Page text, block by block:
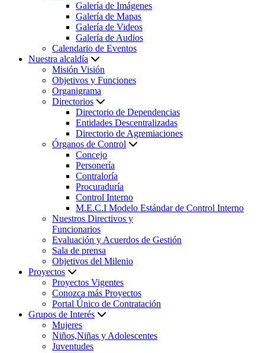
Galería de Imágenes
Galería de Mapas
Galería de Videos
Galería de Audios
Calendario de Eventos
Nuestra alcaldía
Misión Visión
Objetivos y Funciones
Organigrama
Directorios
Directorio de Dependencias
Entidades Descentralizadas
Directorio de Agremiaciones
Órganos de Control
Concejo
Personería
Contraloría
Procuraduría
Control Interno
M.E.C.I Modelo Estándar de Control Interno
Nuestros Directivos y
Funcionarios
Evaluación y Acuerdos de Gestión
Sala de prensa
Objetivos del Milenio
Proyectos
Proyectos Vigentes
Conozca más Proyectos
Portal Único de Contratación
Grupos de Interés
Mujeres
Niños,Niñas y Adolescentes
Juventudes